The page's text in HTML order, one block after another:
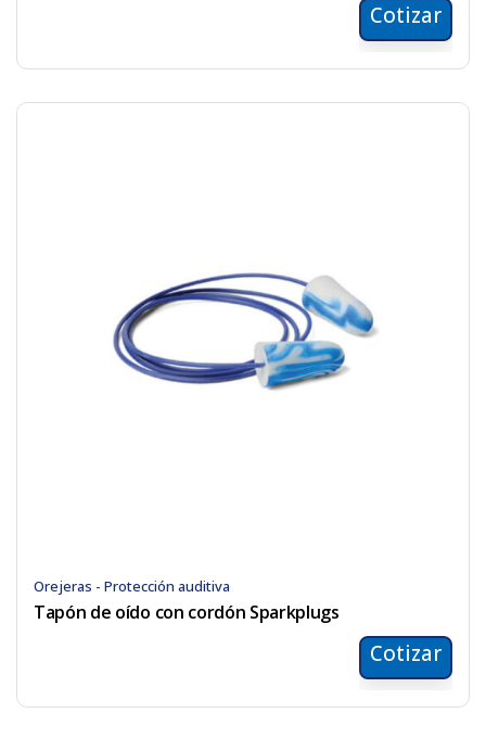
Cotizar
Orejeras - Protección auditiva
Tapón de oído con cordón Sparkplugs
Cotizar